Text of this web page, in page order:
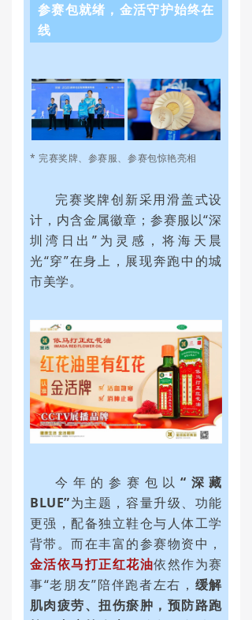
参赛包就绪，金活守护始终在
线
* 完赛奖牌、参赛服、参赛包惊艳亮相
完赛奖牌创新采用滑盖式设
计，内含金属徽章；参赛服以“深
圳湾日出”为灵感，将海天晨
光“穿”在身上，展现奔跑中的城
市美学。
今年的参赛包以“深藏
BLUE”为主题，容量升级、功能
更强，配备独立鞋仓与人体工学
背带。而在丰富的参赛物资中，
金活依马打正红花油依然作为赛
事“老朋友”陪伴跑者左右， 缓解
肌肉疲劳、扭伤瘀肿，预防路跑